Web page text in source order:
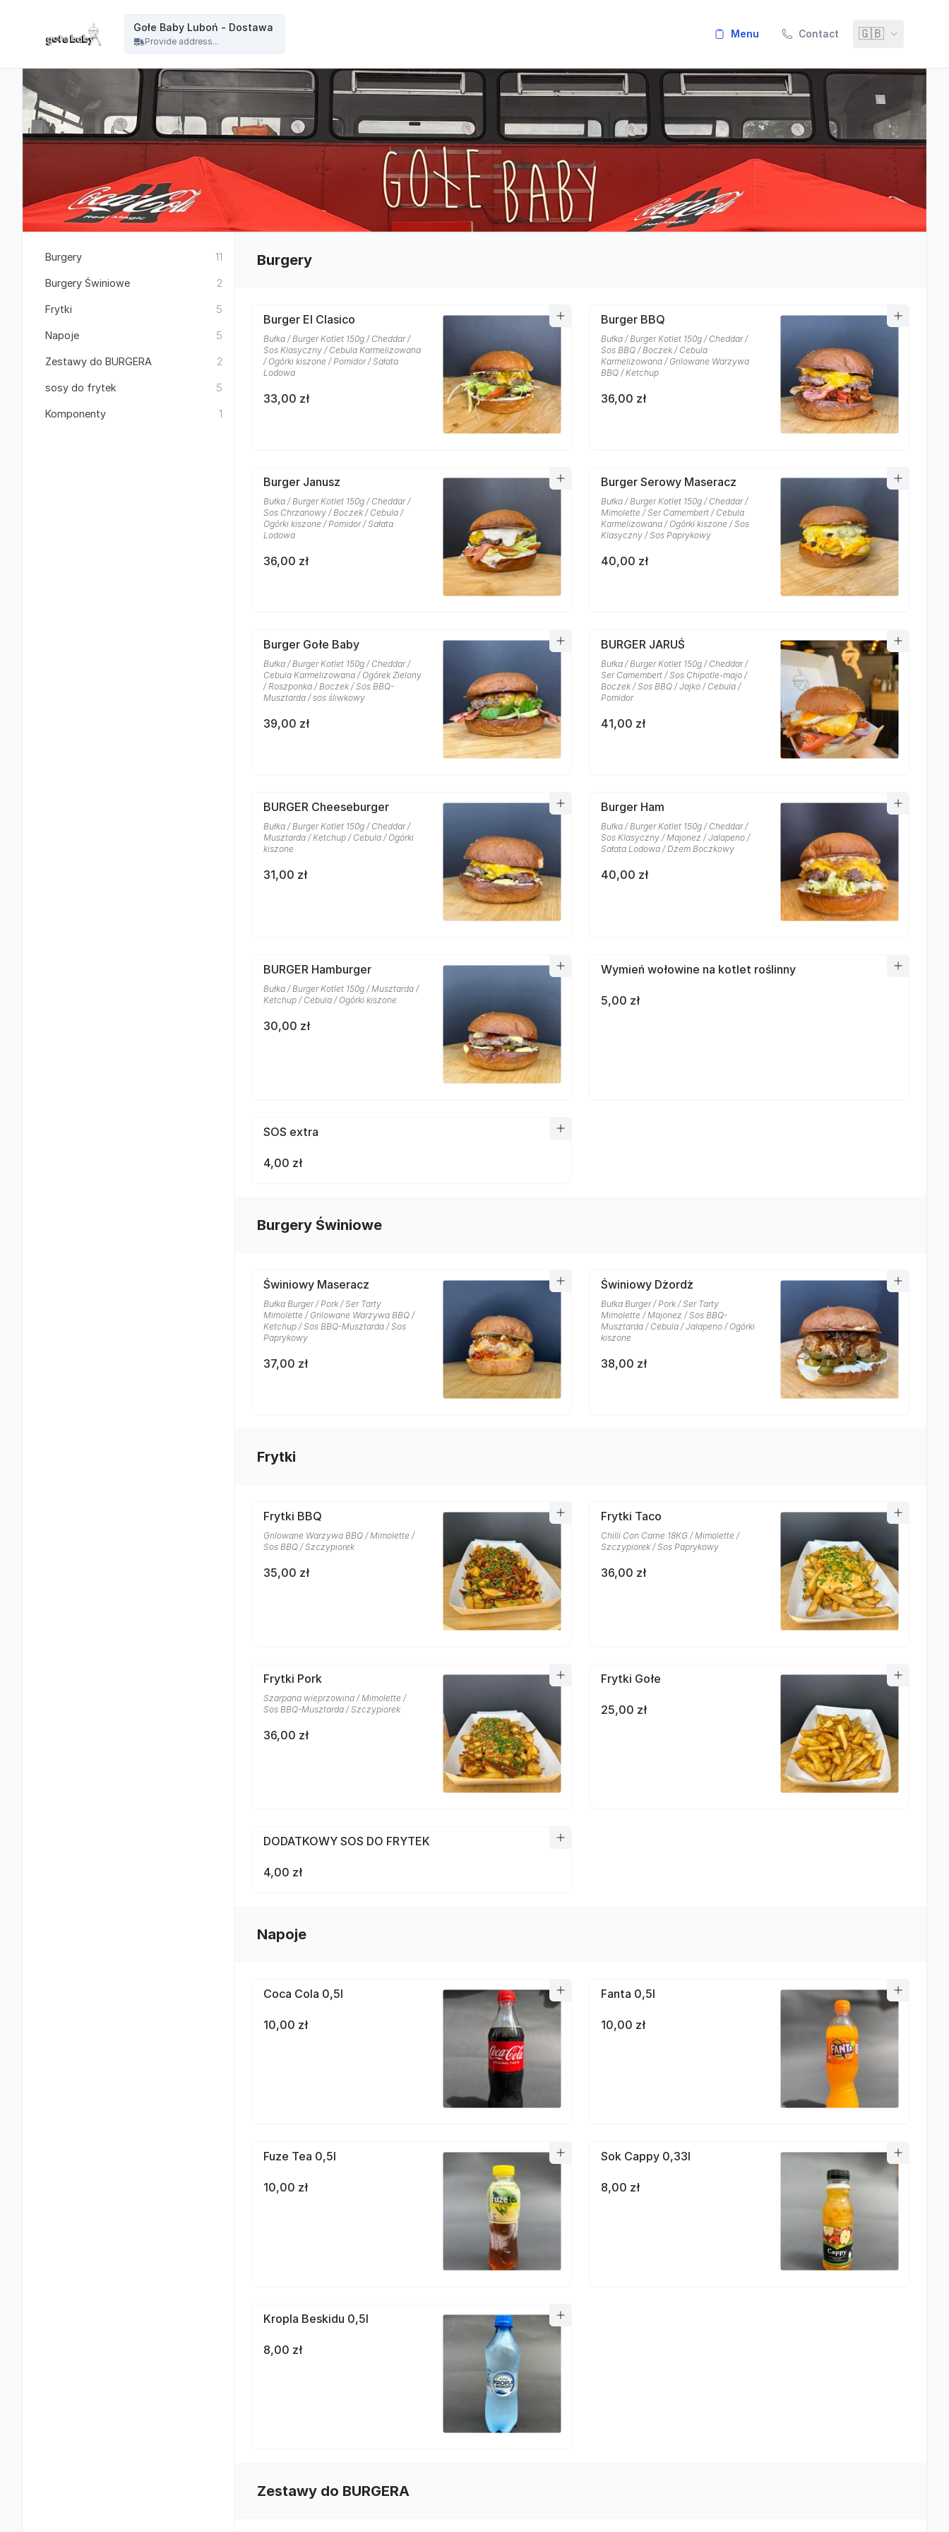
Gołe Baby Luboń - Dostawa
Provide address...
menu Contact 🇬🇧
Burgery 11
Burgery Świniowe 2
Frytki 5
Napoje 5
Zestawy do BURGERA 2
sosy do frytek 5
Komponenty 1
Burgery
Burger El Clasico
Bułka / Burger Kotlet 150g / Cheddar /
Sos Klasyczny / Cebula Karmelizowana
/ Ogórki kiszone / Pomidor / Sałata
Lodowa
33,00 zł
Burger BBQ
Bułka / Burger Kotlet 150g / Cheddar /
Sos BBQ / Boczek / Cebula
Karmelizowana / Grilowane Warzywa
BBQ / Ketchup
36,00 zł
Burger Janusz
Bułka / Burger Kotlet 150g / Cheddar /
Sos Chrzanowy / Boczek / Cebula /
Ogórki kiszone / Pomidor / Sałata
Lodowa
36,00 zł
Burger Serowy Maseracz
Bułka / Burger Kotlet 150g / Cheddar /
Mimolette / Ser Camembert / Cebula
Karmelizowana / Ogórki kiszone / Sos
Klasyczny / Sos Paprykowy
40,00 zł
Burger Gołe Baby
Bułka / Burger Kotlet 150g / Cheddar /
Cebula Karmelizowana / Ogórek Zielony
/ Roszponka / Boczek / Sos BBQ-
Musztarda / sos śliwkowy
39,00 zł
BURGER JARUŚ
Bułka / Burger Kotlet 150g / Cheddar /
Ser Camembert / Sos Chipotle-majo /
Boczek / Sos BBQ / Jajko / Cebula /
Pomidor
41,00 zł
BURGER Cheeseburger
Bułka / Burger Kotlet 150g / Cheddar /
Musztarda / Ketchup / Cebula / Ogórki
kiszone
31,00 zł
Burger Ham
Bułka / Burger Kotlet 150g / Cheddar /
Sos Klasyczny / Majonez / Jalapeno /
Sałata Lodowa / Dżem Boczkowy
40,00 zł
BURGER Hamburger
Bułka / Burger Kotlet 150g / Musztarda /
Ketchup / Cebula / Ogórki kiszone
30,00 zł
Wymień wołowine na kotlet roślinny
5,00 zł
SOS extra
4,00 zł
Burgery Świniowe
Świniowy Maseracz
Bułka Burger / Pork / Ser Tarty
Mimolette / Grilowane Warzywa BBQ /
Ketchup / Sos BBQ-Musztarda / Sos
Paprykowy
37,00 zł
Świniowy Dżordż
Bułka Burger / Pork / Ser Tarty
Mimolette / Majonez / Sos BBQ-
Musztarda / Cebula / Jalapeno / Ogórki
kiszone
38,00 zł
Frytki
Frytki BBQ
Grilowane Warzywa BBQ / Mimolette /
Sos BBQ / Szczypiorek
35,00 zł
Frytki Taco
Chilli Con Carne 18KG / Mimolette /
Szczypiorek / Sos Paprykowy
36,00 zł
Frytki Pork
Szarpana wieprzowina / Mimolette /
Sos BBQ-Musztarda / Szczypiorek
36,00 zł
Frytki Gołe
25,00 zł
DODATKOWY SOS DO FRYTEK
4,00 zł
Napoje
Coca Cola 0,5l
10,00 zł
Fanta 0,5l
10,00 zł
Fuze Tea 0,5l
10,00 zł
Sok Cappy 0,33l
8,00 zł
Kropla Beskidu 0,5l
8,00 zł
Zestawy do BURGERA